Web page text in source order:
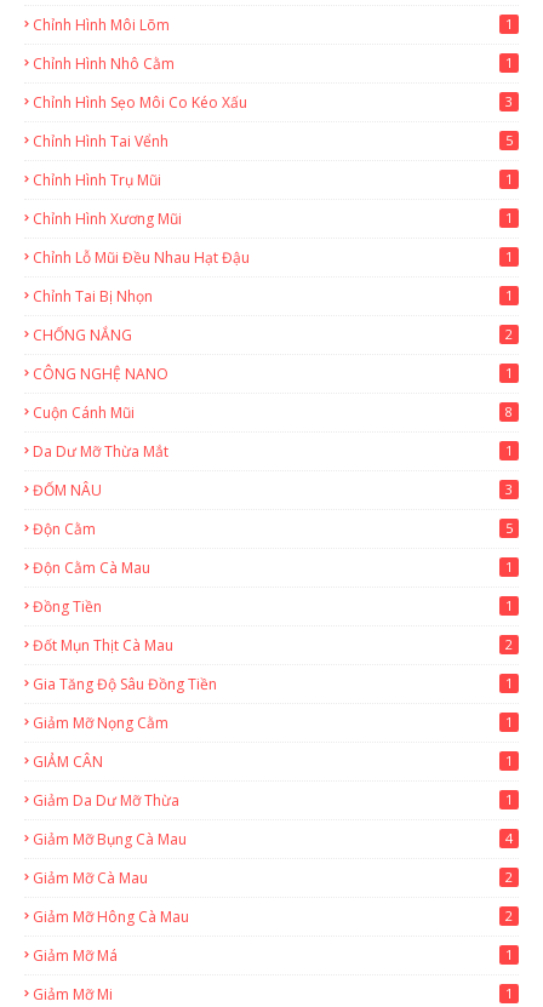
Chỉnh Hình Môi Lõm 1
Chỉnh Hình Nhô Cằm 1
Chỉnh Hình Sẹo Môi Co Kéo Xấu 3
Chỉnh Hình Tai Vểnh 5
Chỉnh Hình Trụ Mũi 1
Chỉnh Hình Xương Mũi 1
Chỉnh Lỗ Mũi Đều Nhau Hạt Đậu 1
Chỉnh Tai Bị Nhọn 1
CHỐNG NẮNG 2
CÔNG NGHỆ NANO 1
Cuộn Cánh Mũi 8
Da Dư Mỡ Thừa Mắt 1
ĐỐM NÂU 3
Độn Cằm 5
Độn Cằm Cà Mau 1
Đồng Tiền 1
Đốt Mụn Thịt Cà Mau 2
Gia Tăng Độ Sâu Đồng Tiền 1
Giảm Mỡ Nọng Cằm 1
GIẢM CÂN 1
Giảm Da Dư Mỡ Thừa 1
Giảm Mỡ Bụng Cà Mau 4
Giảm Mỡ Cà Mau 2
Giảm Mỡ Hông Cà Mau 2
Giảm Mỡ Má 1
Giảm Mỡ Mi 1